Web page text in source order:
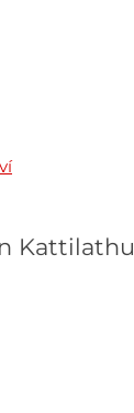
Kattilathu